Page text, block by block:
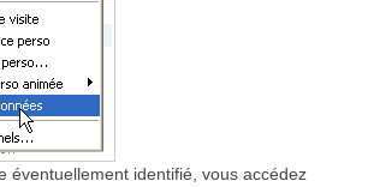
éventuellement identifié, vous accédez